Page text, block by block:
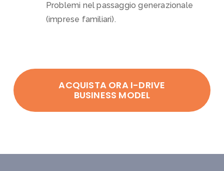
Problemi nel passaggio generazionale
(imprese familiari).
ACQUISTA ORA I-DRIVE
BUSINESS MODEL